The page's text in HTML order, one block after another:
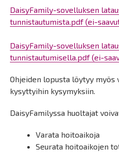
DaisyFamily-sovelluksen
tunnistautumista.pdf (ei-
DaisyFamily-sovelluksen
tunnistautumisella.pdf (ei-
Ohjeiden lopusta löytyy myös
kysyttyihin kysymyksiin.
DaisyFamilyssa huoltajat
Varata hoitoaikoja
Seurata hoitoaikojen